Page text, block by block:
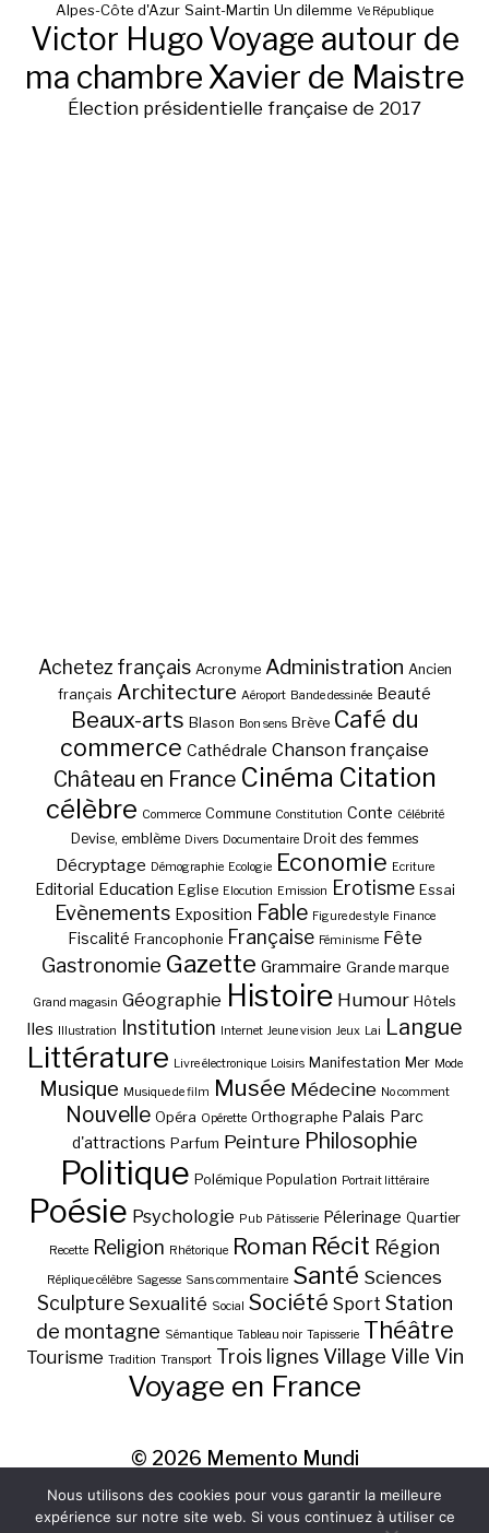
Alpes-Côte d'Azur Saint-Martin Un dilemme Ve République
Victor HugoVoyage autour de
ma chambreXavier de Maistre
Élection présidentielle française de 2017
Achetez français Acronyme Administration Ancien
français Architecture Aéroport Bande dessinée Beauté
Beaux-arts Blason Bon sens Brève Café du
commerce Cathédrale Chanson française
Château en France Cinéma Citation
célèbre Commerce Commune Constitution Conte Célébrité
Devise, emblème Divers Documentaire Droit des femmes
Décryptage Démographie Ecologie Economie Ecriture
Editorial Education Eglise Elocution Emission Erotisme Essai
Evènements Exposition Fable Figure de style Finance
Fiscalité Francophonie Française Féminisme Fête
Gastronomie Gazette Grammaire Grande marque
Grand magasin Géographie Histoire Humour Hôtels
Iles Illustration Institution Internet Jeune vision Jeux Lai Langue
Littérature Livre électronique Loisirs Manifestation Mer Mode
Musique Musique de film Musée Médecine No comment
Nouvelle Opéra Opérette Orthographe Palais Parc
d'attractions Parfum Peinture Philosophie
Politique Polémique Population Portrait littéraire
Poésie Psychologie Pub Pâtisserie Pélerinage Quartier
Recette Religion Rhétorique Roman Récit Région
Réplique célèbre Sagesse Sans commentaire Santé Sciences
Sculpture Sexualité Social Société Sport Station
de montagne Sémantique Tableau noir Tapisserie Théâtre
Tourisme Tradition Transport Trois lignes Village Ville Vin
Voyage en France
© 2026 Memento Mundi
Nous utilisons des cookies pour vous garantir la meilleure
expérience sur notre site web. Si vous continuez à utiliser ce